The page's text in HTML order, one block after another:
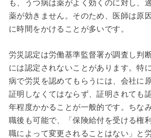
も、うつ病は薬がよく効くのに対し、
薬が効きません。そのため、医師は原
に時間をかけることが多いです。
労災認定は労働基準監督署が調査し判
には認定されないことがあります。特
病で労災を認めてもらうには、会社に
証明しなくてはならず、証明されても
年程度かかることが一般的です。ちな
職後も可能で、「保険給付を受ける権
職によって変更されることはない」と